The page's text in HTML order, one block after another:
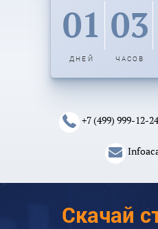
01
ДНЕЙ
03
ЧАСОВ
+7 (499) 999-12-24
Скачай